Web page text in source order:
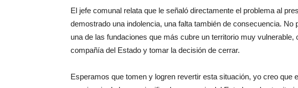
El jefe comunal relata que le señaló directamente el problema al
demostrado una indolencia, una falta también de consecuencia. No
una de las fundaciones que más cubre un territorio muy
compañía del Estado y tomar la decisión de cerrar.
Esperamos que tomen y logren revertir esta situación, yo creo que